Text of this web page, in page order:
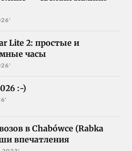
Lite 2: простые и
часы
:-)
в Chabówce (Rabka
впечатления